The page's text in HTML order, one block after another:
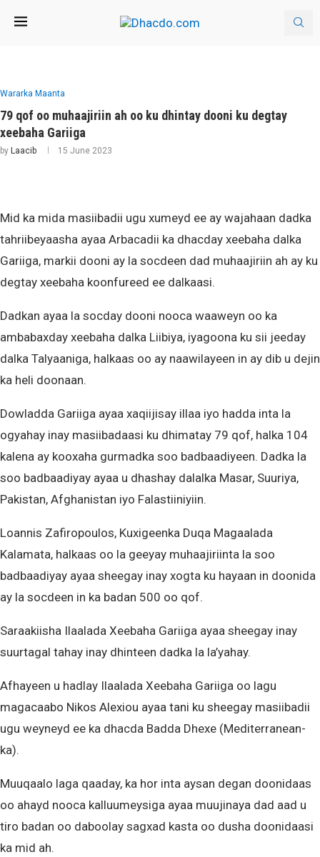
Wararka Maanta
79 qof oo muhaajiriin ah oo ku dhintay dooni ku degtay
xeebaha Gariiga
by Laacib 15 June 2023
Mid ka mida masiibadii ugu xumeyd ee ay wajahaan dadka
tahriibeyaasha ayaa Arbacadii ka dhacday xeebaha dalka
Gariiga, markii dooni ay la socdeen dad muhaajiriin ah ay ku
degtay xeebaha koonfureed ee dalkaasi.
Dadkan ayaa la socday dooni nooca waaweyn oo ka
ambabaxday xeebaha dalka Liibiya, iyagoona ku sii jeeday
dalka Talyaaniga, halkaas oo ay naawilayeen in ay dib u dejin
ka heli doonaan.
Dowladda Gariiga ayaa xaqiijisay illaa iyo hadda inta la
ogyahay inay masiibadaasi ku dhimatay 79 qof, halka 104
kalena ay kooxaha gurmadka soo badbaadiyeen. Dadka la
soo badbaadiyay ayaa u dhashay dalalka Masar, Suuriya,
Pakistan, Afghanistan iyo Falastiiniyiin.
Loannis Zafiropoulos, Kuxigeenka Duqa Magaalada
Kalamata, halkaas oo la geeyay muhaajiriinta la soo
badbaadiyay ayaa sheegay inay xogta ku hayaan in doonida
ay la socdeen in ka badan 500 oo qof.
Saraakiisha Ilaalada Xeebaha Gariiga ayaa sheegay inay
suurtagal tahay inay dhinteen dadka la la’yahay.
Afhayeen u hadlay Ilaalada Xeebaha Gariiga oo lagu
magacaabo Nikos Alexiou ayaa tani ku sheegay masiibadii
ugu weyneyd ee ka dhacda Badda Dhexe (Mediterranean-
ka).
Muuqaalo laga qaaday, ka hor inta aysan degan doonidaas
oo ahayd nooca kalluumeysiga ayaa muujinaya dad aad u
tiro badan oo daboolay sagxad kasta oo dusha doonidaasi
ka mid ah.